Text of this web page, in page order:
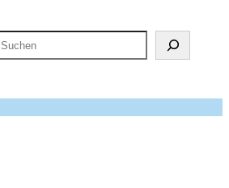
Suchen